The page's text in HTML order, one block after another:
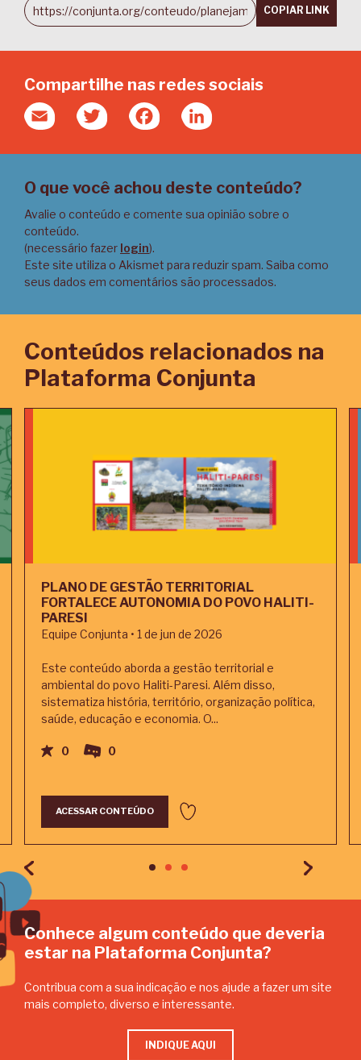
COPIAR LINK
Compartilhe nas redes sociais
Email Twitter FacebookLinkedIn
O que você achou deste conteúdo?
Avalie o conteúdo e comente sua opinião sobre o
conteúdo.
(necessário fazer login).
Este site utiliza o Akismet para reduzir spam. Saiba como
seus dados em comentários são processados.
Conteúdos relacionados na
Plataforma Conjunta
PLANO DE GESTÃO TERRITORIAL
FORTALECE AUTONOMIA DO POVO HALITI-
PARESI
Equipe Conjunta • 1 de jun de 2026
Este conteúdo aborda a gestão territorial e
ambiental do povo Haliti-Paresi. Além disso,
sistematiza história, território, organização política,
saúde, educação e economia. O...
0 0
ACESSAR CONTEÚDO
Conhece algum conteúdo que deveria
estar na Plataforma Conjunta?
Contribua com a sua indicação e nos ajude a fazer um site
mais completo, diverso e interessante.
INDIQUE AQUI